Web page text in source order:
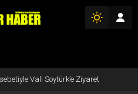
Vali Soytürk’e Ziyaret